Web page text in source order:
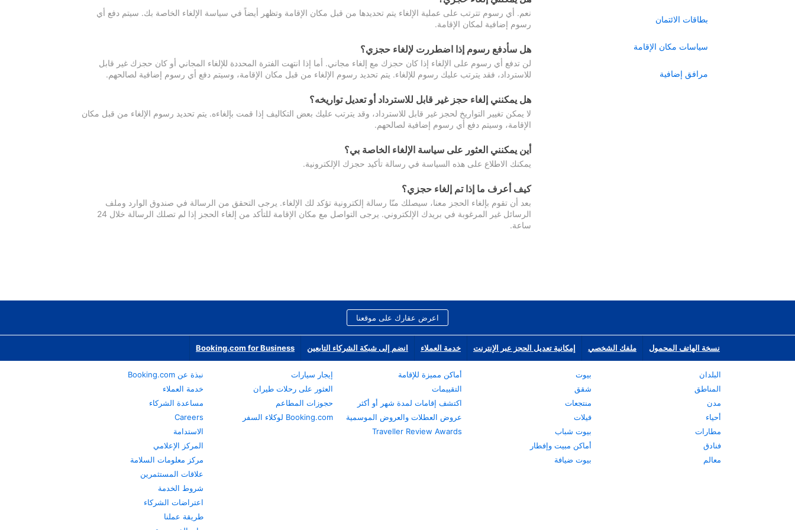
بطاقات الائتمان
سياسات مكان الإقامة
مرافق إضافية
نعم. أي رسوم تترتب على عملية الإلغاء يتم تحديدها من قبل مكان الإقامة وتظهر أيضاً في سياسة الإلغاء الخاصة بك. سيتم دفع أي
رسوم إضافية لمكان الإقامة.
هل سأدفع رسوم إذا اضطررت لإلغاء حجزي؟
لن تدفع أي رسوم على الإلغاء إذا كان حجزك مع إلغاء مجاني. أما إذا انتهت الفترة المحددة للإلغاء المجاني أو كان حجزك غير قابل
للاسترداد، فقد يترتب عليك رسوم للإلغاء. يتم تحديد رسوم الإلغاء من قبل مكان الإقامة، وسيتم دفع أي رسوم إضافية لصالحهم.
هل يمكنني إلغاء حجز غير قابل للاسترداد أو تعديل تواريخه؟
لا يمكن تغيير التواريخ لحجز غير قابل للاسترداد، وقد يترتب عليك بعض التكاليف إذا قمت بإلغاءه. يتم تحديد رسوم الإلغاء من قبل مكان
الإقامة، وسيتم دفع أي رسوم إضافية لصالحهم.
أين يمكنني العثور على سياسة الإلغاء الخاصة بي؟
يمكنك الاطلاع على هذه السياسة في رسالة تأكيد حجزك الإلكترونية.
كيف أعرف ما إذا تم إلغاء حجزي؟
بعد أن تقوم بإلغاء الحجز معنا، سيصلك منّا رسالة إلكترونية تؤكد لك الإلغاء. يرجى التحقق من الرسالة في صندوق الوارد وملف
الرسائل غير المرغوبة في بريدك الإلكتروني. يرجى التواصل مع مكان الإقامة للتأكد من إلغاء الحجز إذا لم تصلك الرسالة خلال 24
ساعة.
اعرض عقارك على موقعنا
نسخة الهاتف المحمول ملفك الشخصي إمكانية تعديل الحجز عبر الإنترنت خدمة العملاء انضم إلى شبكة الشركاء التابعين Booking.com for Business
البلدان
المناطق
مدن
أحياء
مطارات
فنادق
معالم
بيوت
شقق
منتجعات
فيلات
بيوت شباب
أماكن مبيت وإفطار
بيوت ضيافة
أماكن مميزة للإقامة
التقييمات
اكتشف إقامات لمدة شهر أو أكثر
عروض العطلات والعروض الموسمية
Traveller Review Awards
إيجار سيارات
العثور على رحلات طيران
حجوزات المطاعم
Booking.com لوكلاء السفر
نبذة عن Booking.com
خدمة العملاء
مساعدة الشركاء
Careers
الاستدامة
المركز الإعلامي
مركز معلومات السلامة
علاقات المستثمرين
شروط الخدمة
اعتراضات الشركاء
طريقة عملنا